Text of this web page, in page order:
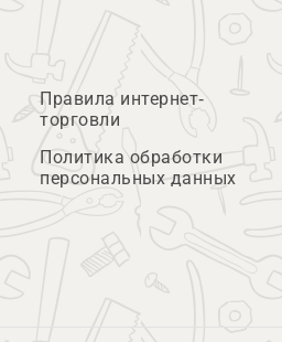
Правила интернет-
торговли
Политика обработки
персональных данных